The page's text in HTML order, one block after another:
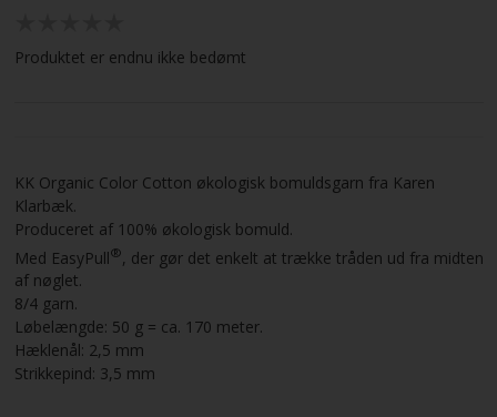
Produktet er endnu ikke bedømt
KK Organic Color Cotton økologisk bomuldsgarn fra Karen
Klarbæk.
Produceret af 100% økologisk bomuld.
Med EasyPull®, der gør det enkelt at trække tråden ud fra midten
af nøglet.
8/4 garn.
Løbelængde: 50 g = ca. 170 meter.
Hæklenål: 2,5 mm
Strikkepind: 3,5 mm